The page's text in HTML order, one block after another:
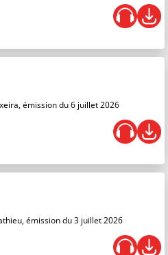
émission du 6 juillet 2026
émission du 3 juillet 2026